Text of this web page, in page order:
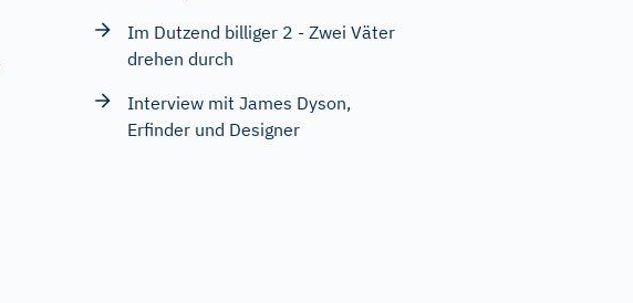
Im Dutzend billiger 2 - Zwei Väter
drehen durch
Interview mit James Dyson,
Erfinder und Designer